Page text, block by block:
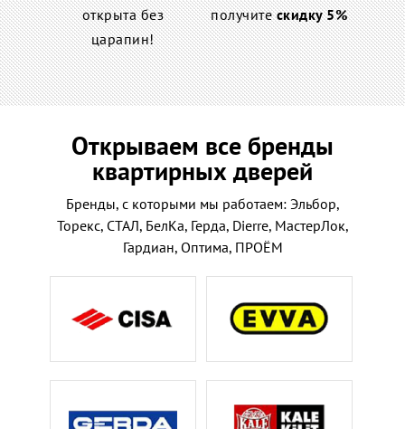
открыта без
царапин!
получитескидку 5%
Открываем все бренды
квартирных дверей
Бренды, с которыми мы работаем: Эльбор,
Торекс, СТАЛ, БелКа, Герда, Dierre, МастерЛок,
Гардиан, Оптима, ПРОЁМ